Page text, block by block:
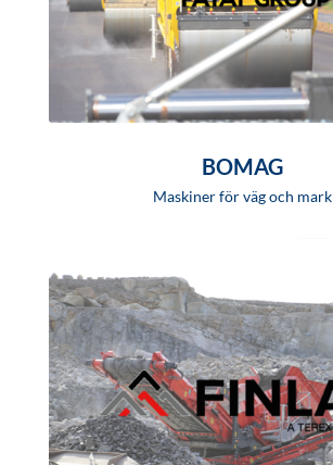
BOMAG
Maskiner för väg och mark